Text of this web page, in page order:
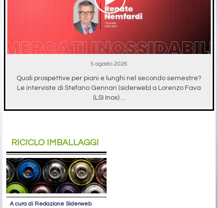
5 agosto 2026
Quali prospettive per piani e lunghi nel secondo semestre?
Le interviste di Stefano Gennari (siderweb) a Lorenzo Fava
(LSI Inox) ...
RICICLO IMBALLAGGI
A cura di Redazione Siderweb